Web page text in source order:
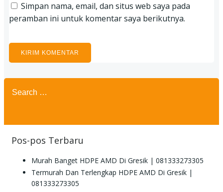
Simpan nama, email, dan situs web saya pada
peramban ini untuk komentar saya berikutnya.
Search
for:
Pos-pos Terbaru
Murah Banget HDPE AMD Di Gresik | 081333273305
Termurah Dan Terlengkap HDPE AMD Di Gresik |
081333273305